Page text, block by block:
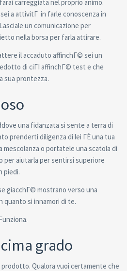
carreggiata nel proprio animo.
a attivitГ in farle conoscenza in
un comunicazione per
nella borsa per farla attirare.
il accaduto affinchГ© sei un
di ciГІ affinchГ© test e che
sua prontezza.
una fidanzata si sente a terra di
prenderti diligenza di lei ГЁ una tua
o portatele una scatola di
aiutarla per sentirsi superiore
piedi.
giacchГ© mostrano verso una
quanto si innamori di te.
grado
Qualora vuoi certamente che